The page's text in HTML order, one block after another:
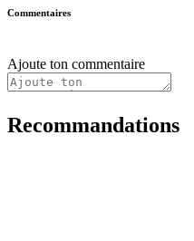
Commentaires
Ajoute ton commentaire
Recommandations